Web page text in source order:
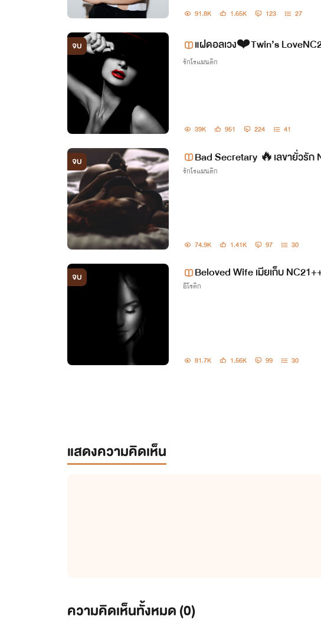
91.8K 1.65K 123 27
จบ แฝดอลเวง❤️Twin’s
รักโรแมนติก
39K 951 224 41
จบ Bad Secretary 🔥เลขายั่วรัก
รักโรแมนติก
74.9K 1.41K 97 30
จบ Beloved Wife เมียเก็บ
อีโรติก
81.7K 1.56K 99 30
แสดงความคิดเห็น
ความคิดเห็นทั้งหมด (0)